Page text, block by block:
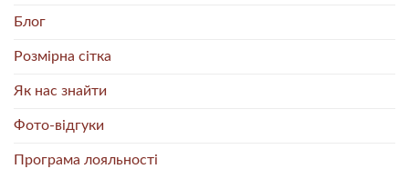
Блог
Розмірна сітка
Як нас знайти
Фото-відгуки
Програма лояльності